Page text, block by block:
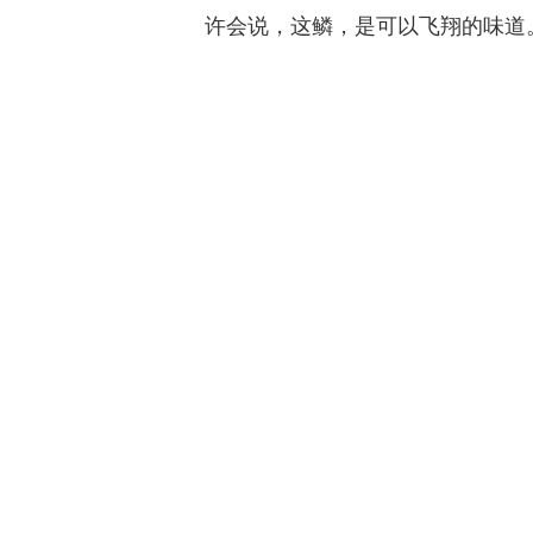
许会说，这鳞，是可以飞翔的味道